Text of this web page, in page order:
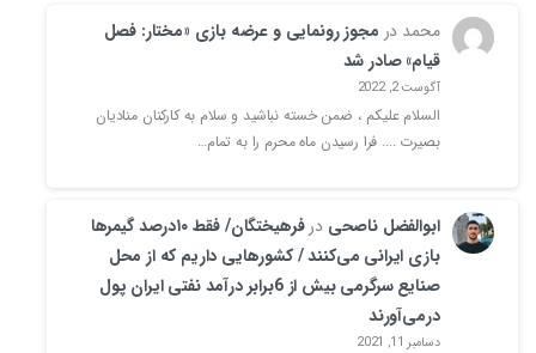
محمد در مجوز رونمایی و عرضه بازی «مختار: فصل
قیام» صادر شد
آگوست 2, 2022
السلام علیکم ، ضمن خسته نباشید و سلام به کارکنان منادیان
بصیرت .... فرا رسیدن ماه محرم را به تمام…
ابوالفضل ناصحی در
فرهیختگان/ فقط ۱۰درصد گیمرها
بازی ایرانی می‌کنند / کشورهایی داریم که از محل
صنایع سرگرمی بیش از 6برابر درآمد نفتی ایران پول
درمی‌آورند
دسامبر 11, 2021